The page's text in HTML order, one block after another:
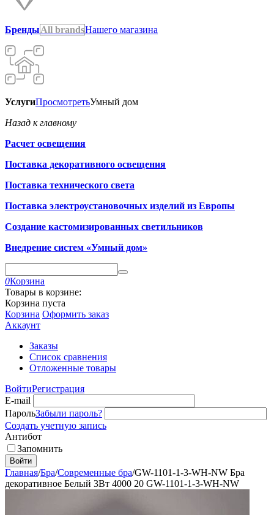
БрендыAll brandsНашего магазина
УслугиПросмотретьУмный дом
Назад к главному
Расчет освещения
Поставка декоративного освещения
Поставка технического света
Поставка электроустановочных изделий из Европы
Создание кастомизированных светильников
Внедрение систем «Умный дом»
0Корзина
Товары в корзине:
Корзина пуста
Корзина Оформить заказ
Аккаунт
Заказы
Список сравнения
Отложенные товары
ВойтиРегистрация
E-mail
ПарольЗабыли пароль?
Создать учетную запись
Антибот
Запомнить
Войти
Главная/Бра/Современные бра/GW-1101-1-3-WH-NW Бра
декоративное Белый 3Вт 4000 20 GW-1101-1-3-WH-NW